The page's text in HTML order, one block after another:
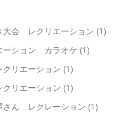
会 レクリエーション (1)
ション カラオケ (1)
リエーション (1)
リエーション (1)
ん レクレーション (1)